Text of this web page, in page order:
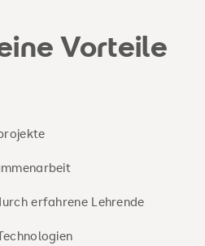
Vorteile
erfahrene Lehrende